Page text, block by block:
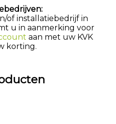
of installatiebedrijf in
u in aanmerking voor
aan met uw KVK
korting.